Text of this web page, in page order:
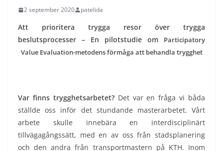
2 september 2020 patelida
Att prioritera trygga resor över trygga
beslutsprocesser – En pilotstudie om Participatory
Value Evaluation-metodens förmåga att behandla trygghet
Var finns trygghetsarbetet?Det var en fråga vi båda
ställde oss inför det stundande masterarbetet. Vårt
arbete skulle innebära en interdisciplinärt
tillvägagångssätt, med en av oss från stadsplanering
och den andra från transportmastern på KTH. Inom